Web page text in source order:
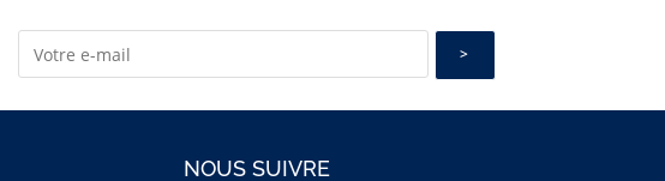
NOUS SUIVRE